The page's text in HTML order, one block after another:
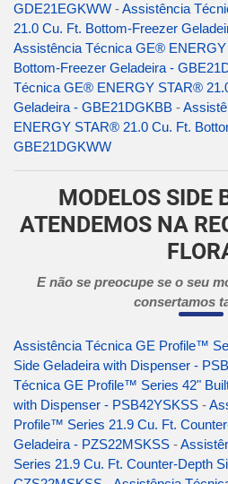
GDE21EGKWW -Assistência
21.0 Cu. Ft. Bottom-Freezer
Assistência Técnica GE®
Bottom-Freezer Geladeira -
Técnica GE® ENERGY STAR®
Geladeira - GBE21DGKBB -
ENERGY STAR® 21.0 Cu. Ft.
GBE21DGKWW
MODELOS SIDE
ATENDEMOS NA
E não se preocupe se o seu
consertamos
Assistência Técnica GE Profile™
Side Geladeira with Dispenser -
Técnica GE Profile™ Series 42"
with Dispenser - PSB42YSKSS -
Profile™ Series 21.9 Cu. Ft.
Geladeira - PZS22MSKSS -
Series 21.9 Cu. Ft. Counter-Depth